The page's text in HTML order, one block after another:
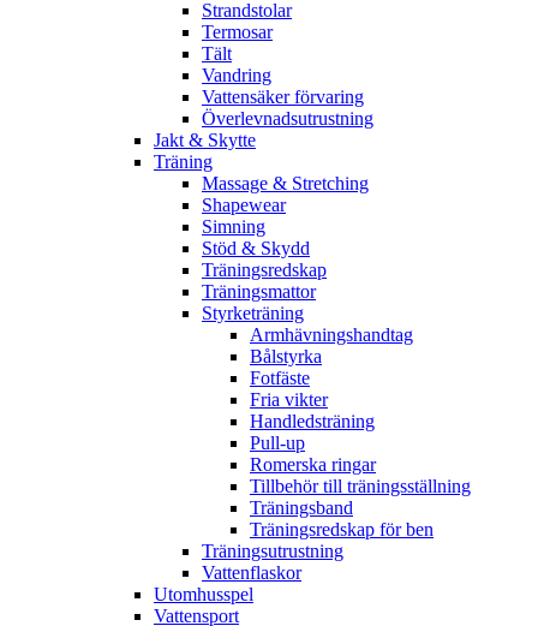
Strandstolar
Termosar
Tält
Vandring
Vattensäker förvaring
Överlevnadsutrustning
Jakt & Skytte
Träning
Massage & Stretching
Shapewear
Simning
Stöd & Skydd
Träningsredskap
Träningsmattor
Styrketräning
Armhävningshandtag
Bålstyrka
Fotfäste
Fria vikter
Handledsträning
Pull-up
Romerska ringar
Tillbehör till träningsställning
Träningsband
Träningsredskap för ben
Träningsutrustning
Vattenflaskor
Utomhusspel
Vattensport